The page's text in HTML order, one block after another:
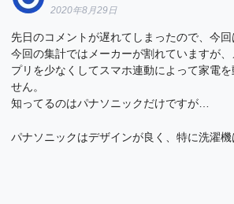
2020年8月29日
先日のコメントが遅れてしまったので、今回
今回の集計ではメーカーが割れていますが
プリを少なくしてスマホ連動によって家電
せん。
知ってるのはパナソニックだけですが…
パナソニックはデザインが良く、特に洗濯機